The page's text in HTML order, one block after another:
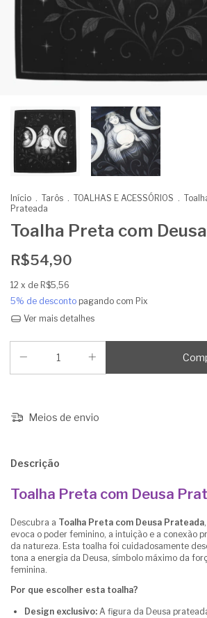
Início . Tarôs . TOALHAS E ACESSÓRIOS .
Prateada
Toalha Preta com
R$54,90
12 x de R$5,56
5% de desconto pagando com Pix
Ver mais detalhes
Meios de envio
Descrição
Toalha Preta com Deusa
Descubra a Toalha Preta com Deusa Prateada
evoca o poder feminino, a intuição e a conexão
da natureza. Esta toalha foi cuidadosamente
tona a energia da Deusa, símbolo máximo da
feminina.
Por que escolher esta toalha?
Design exclusivo: A figura da Deusa